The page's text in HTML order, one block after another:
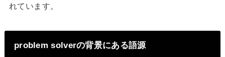
れています。
problem solverの背景にある語源